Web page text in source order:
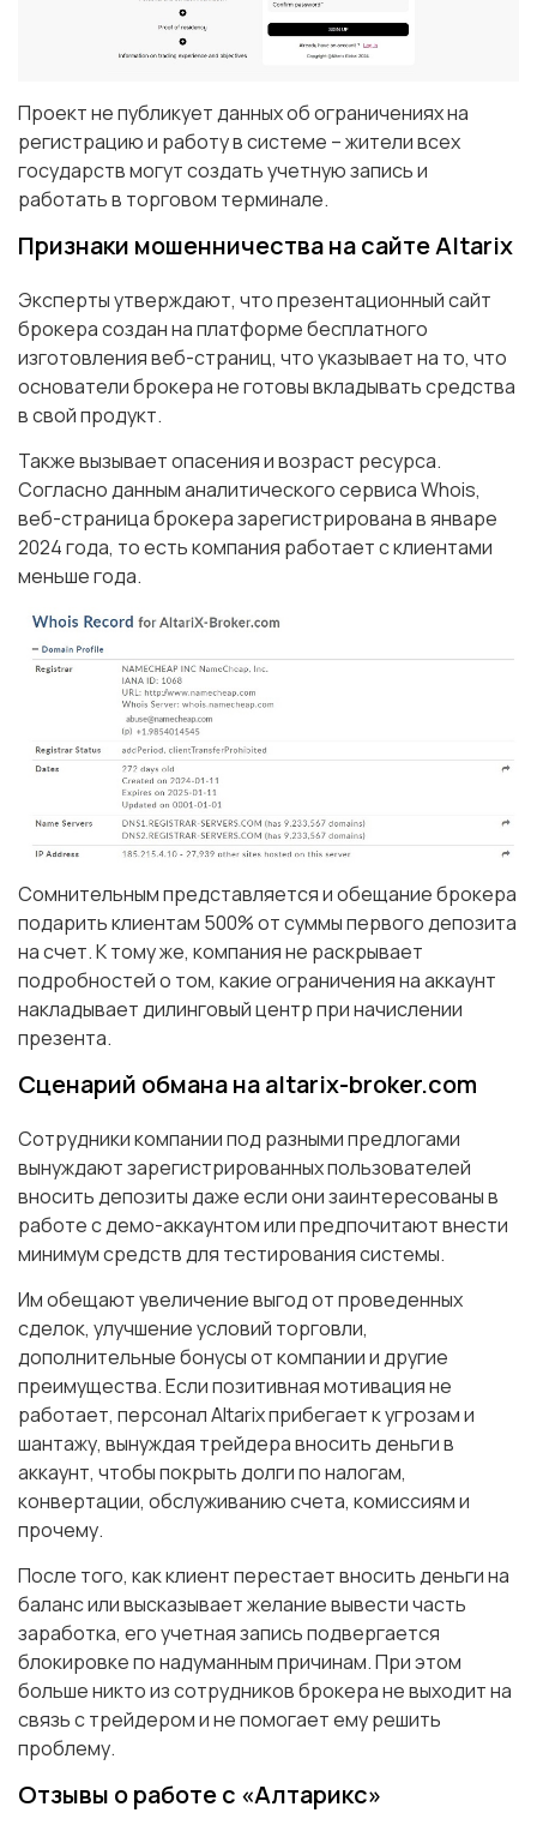
Проект не публикует данных об ограничениях на
регистрацию и работу в системе – жители всех
государств могут создать учетную запись и
работать в торговом терминале.
Признаки мошенничества на сайте Altarix
Эксперты утверждают, что презентационный сайт
брокера создан на платформе бесплатного
изготовления веб-страниц, что указывает на то, что
основатели брокера не готовы вкладывать средства
в свой продукт.
Также вызывает опасения и возраст ресурса.
Согласно данным аналитического сервиса Whois,
веб-страница брокера зарегистрирована в январе
2024 года, то есть компания работает с клиентами
меньше года.
Сомнительным представляется и обещание брокера
подарить клиентам 500% от суммы первого депозита
на счет. К тому же, компания не раскрывает
подробностей о том, какие ограничения на аккаунт
накладывает дилинговый центр при начислении
презента.
Сценарий обмана на altarix-broker.com
Сотрудники компании под разными предлогами
вынуждают зарегистрированных пользователей
вносить депозиты даже если они заинтересованы в
работе с демо-аккаунтом или предпочитают внести
минимум средств для тестирования системы.
Им обещают увеличение выгод от проведенных
сделок, улучшение условий торговли,
дополнительные бонусы от компании и другие
преимущества. Если позитивная мотивация не
работает, персонал Altarix прибегает к угрозам и
шантажу, вынуждая трейдера вносить деньги в
аккаунт, чтобы покрыть долги по налогам,
конвертации, обслуживанию счета, комиссиям и
прочему.
После того, как клиент перестает вносить деньги на
баланс или высказывает желание вывести часть
заработка, его учетная запись подвергается
блокировке по надуманным причинам. При этом
больше никто из сотрудников брокера не выходит на
связь с трейдером и не помогает ему решить
проблему.
Отзывы о работе с «Алтарикс»